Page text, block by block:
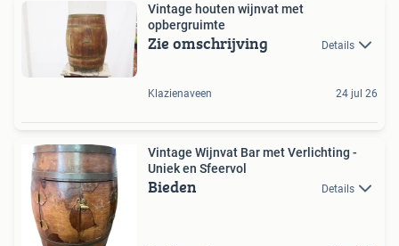
Vintage houten wijnvat met
opbergruimte
Zie omschrijving Details
Klazienaveen 24 jul 26
Vintage Wijnvat Bar met Verlichting -
Uniek en Sfeervol
Bieden Details